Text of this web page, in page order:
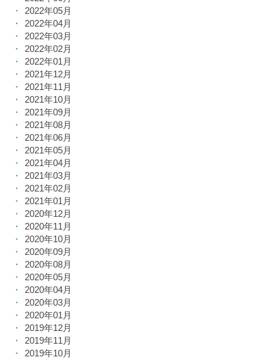
2022年05月
2022年04月
2022年03月
2022年02月
2022年01月
2021年12月
2021年11月
2021年10月
2021年09月
2021年08月
2021年06月
2021年05月
2021年04月
2021年03月
2021年02月
2021年01月
2020年12月
2020年11月
2020年10月
2020年09月
2020年08月
2020年05月
2020年04月
2020年03月
2020年01月
2019年12月
2019年11月
2019年10月